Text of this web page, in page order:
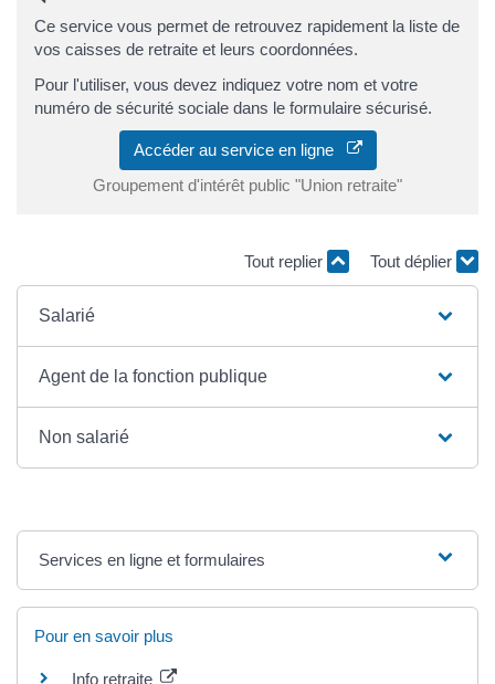
Ce service vous permet de retrouvez rapidement la liste de
vos caisses de retraite et leurs coordonnées.
Pour l'utiliser, vous devez indiquez votre nom et votre
numéro de sécurité sociale dans le formulaire sécurisé.
Accéder au service en ligne
Groupement d'intérêt public "Union retraite"
Tout replier Tout déplier
Salarié
Agent de la fonction publique
Non salarié
Services en ligne et formulaires
Pour en savoir plus
Info retraite